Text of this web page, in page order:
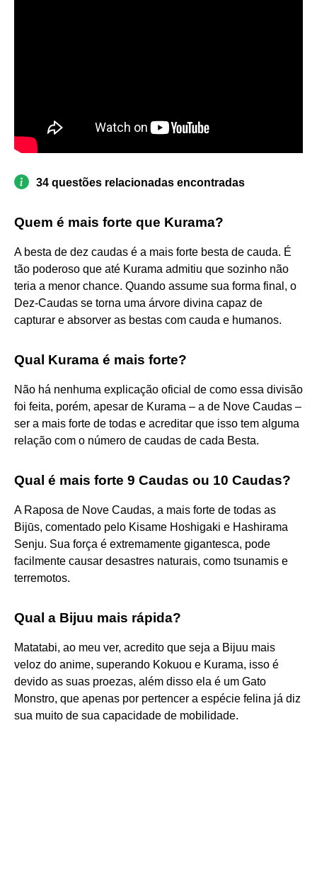
34 questões relacionadas encontradas
Quem é mais forte que Kurama?
A besta de dez caudas é a mais forte besta de cauda. É
tão poderoso que até Kurama admitiu que sozinho não
teria a menor chance. Quando assume sua forma final, o
Dez-Caudas se torna uma árvore divina capaz de
capturar e absorver as bestas com cauda e humanos.
Qual Kurama é mais forte?
Não há nenhuma explicação oficial de como essa divisão
foi feita, porém, apesar de Kurama – a de Nove Caudas –
ser a mais forte de todas e acreditar que isso tem alguma
relação com o número de caudas de cada Besta.
Qual é mais forte 9 Caudas ou 10 Caudas?
A Raposa de Nove Caudas, a mais forte de todas as
Bijūs, comentado pelo Kisame Hoshigaki e Hashirama
Senju. Sua força é extremamente gigantesca, pode
facilmente causar desastres naturais, como tsunamis e
terremotos.
Qual a Bijuu mais rápida?
Matatabi, ao meu ver, acredito que seja a Bijuu mais
veloz do anime, superando Kokuou e Kurama, isso é
devido as suas proezas, além disso ela é um Gato
Monstro, que apenas por pertencer a espécie felina já diz
sua muito de sua capacidade de mobilidade.